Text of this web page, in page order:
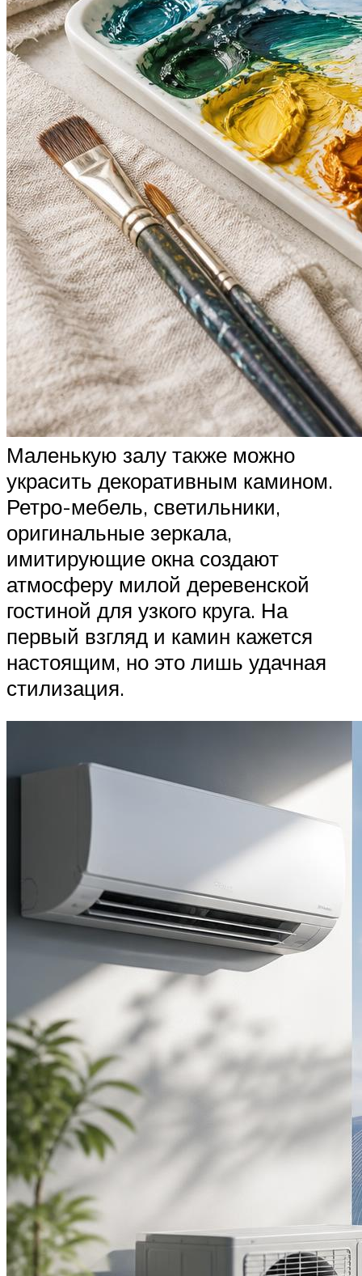
Маленькую залу также можно
украсить декоративным камином.
Ретро-мебель, светильники,
оригинальные зеркала,
имитирующие окна создают
атмосферу милой деревенской
гостиной для узкого круга. На
первый взгляд и камин кажется
настоящим, но это лишь удачная
стилизация.